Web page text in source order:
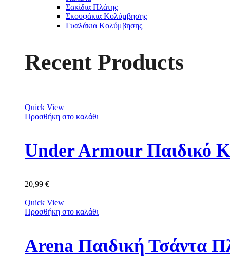
Σακίδια Πλάτης
Σκουφάκια Κολύμβησης
Γυαλάκια Κολύμβησης
Recent Products
Quick View
Προσθήκη στο καλάθι
Under Armour Παιδικό
20,99 €
Quick View
Προσθήκη στο καλάθι
Arena Παιδική Τσάντα